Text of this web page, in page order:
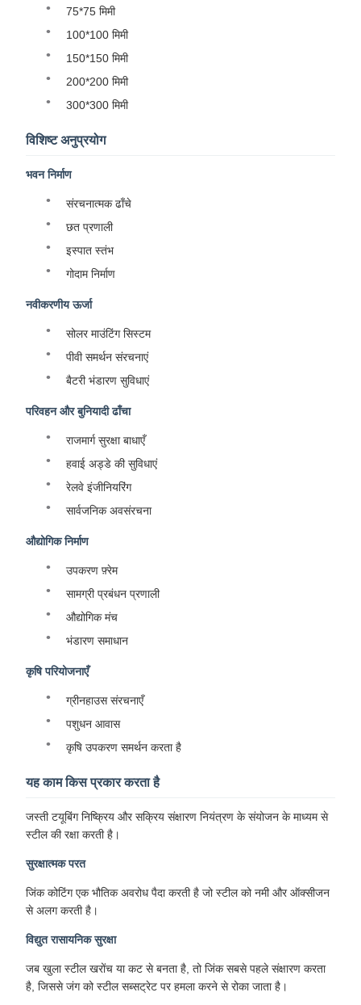
75*75 मिमी
100*100 मिमी
150*150 मिमी
200*200 मिमी
300*300 मिमी
विशिष्ट अनुप्रयोग
भवन निर्माण
संरचनात्मक ढाँचे
छत प्रणाली
इस्पात स्तंभ
गोदाम निर्माण
नवीकरणीय ऊर्जा
सोलर माउंटिंग सिस्टम
पीवी समर्थन संरचनाएं
बैटरी भंडारण सुविधाएं
परिवहन और बुनियादी ढाँचा
राजमार्ग सुरक्षा बाधाएँ
हवाई अड्डे की सुविधाएं
रेलवे इंजीनियरिंग
सार्वजनिक अवसंरचना
औद्योगिक निर्माण
उपकरण फ़्रेम
सामग्री प्रबंधन प्रणाली
औद्योगिक मंच
भंडारण समाधान
कृषि परियोजनाएँ
ग्रीनहाउस संरचनाएँ
पशुधन आवास
कृषि उपकरण समर्थन करता है
यह काम किस प्रकार करता है
जस्ती टयूबिंग निष्क्रिय और सक्रिय संक्षारण नियंत्रण के संयोजन के माध्यम से
स्टील की रक्षा करती है।
सुरक्षात्मक परत
जिंक कोटिंग एक भौतिक अवरोध पैदा करती है जो स्टील को नमी और ऑक्सीजन
से अलग करती है।
विद्युत रासायनिक सुरक्षा
जब खुला स्टील खरोंच या कट से बनता है, तो जिंक सबसे पहले संक्षारण करता
है, जिससे जंग को स्टील सब्सट्रेट पर हमला करने से रोका जाता है।